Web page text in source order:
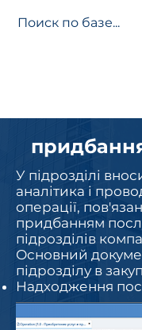
База
У підрозділі
аналітика і
операції,
придбанням
підрозділів
Основний
підрозділу в
Надходження